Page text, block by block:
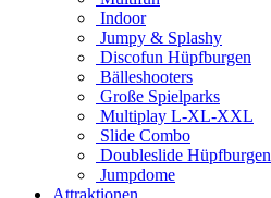
Indoor
Jumpy & Splashy
Discofun Hüpfburgen
Bälleshooters
Große Spielparks
Multiplay L-XL-XXL
Slide Combo
Doubleslide Hüpfburgen
Jumpdome
Attraktionen